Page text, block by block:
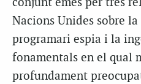
Nacions Unides sobre
programari espia i la
fonamentals en el qual
profundament